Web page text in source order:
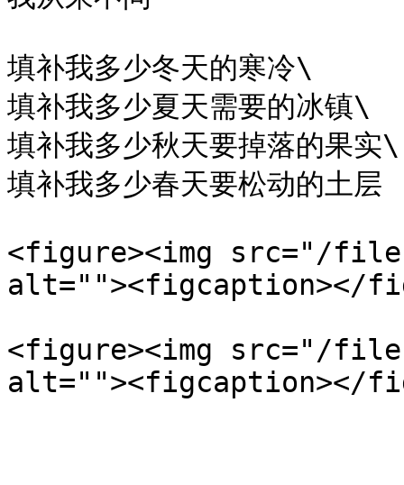
填补我多少冬天的寒冷\
填补我多少夏天需要的冰镇\
填补我多少秋天要掉落的果实\
填补我多少春天要松动的土层
<figure><img src="/
alt=""><figcaption></
<figure><img src="/files/